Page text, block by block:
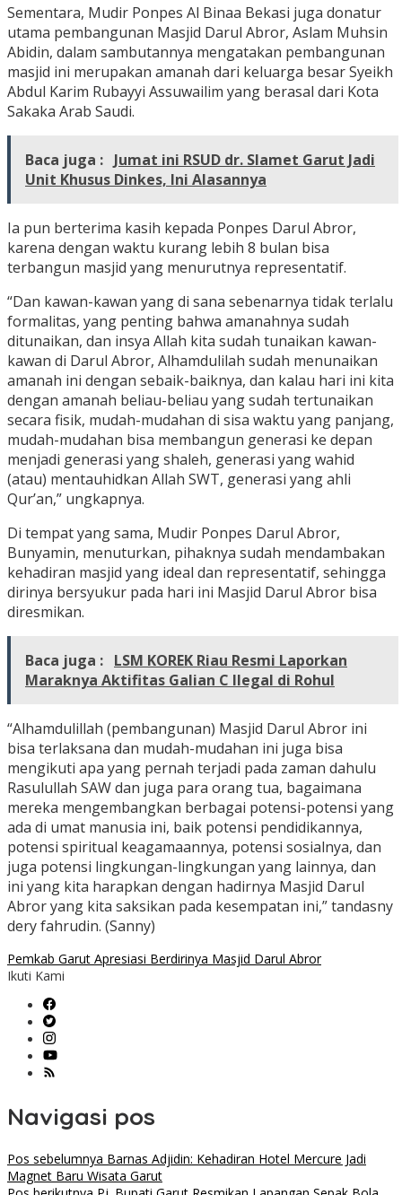
Sementara, Mudir Ponpes Al Binaa Bekasi juga donatur
utama pembangunan Masjid Darul Abror, Aslam Muhsin
Abidin, dalam sambutannya mengatakan pembangunan
masjid ini merupakan amanah dari keluarga besar Syeikh
Abdul Karim Rubayyi Assuwailim yang berasal dari Kota
Sakaka Arab Saudi.
Baca juga : Jumat ini RSUD dr. Slamet Garut Jadi
Unit Khusus Dinkes, Ini Alasannya
Ia pun berterima kasih kepada Ponpes Darul Abror,
karena dengan waktu kurang lebih 8 bulan bisa
terbangun masjid yang menurutnya representatif.
“Dan kawan-kawan yang di sana sebenarnya tidak terlalu
formalitas, yang penting bahwa amanahnya sudah
ditunaikan, dan insya Allah kita sudah tunaikan kawan-
kawan di Darul Abror, Alhamdulilah sudah menunaikan
amanah ini dengan sebaik-baiknya, dan kalau hari ini kita
dengan amanah beliau-beliau yang sudah tertunaikan
secara fisik, mudah-mudahan di sisa waktu yang panjang,
mudah-mudahan bisa membangun generasi ke depan
menjadi generasi yang shaleh, generasi yang wahid
(atau) mentauhidkan Allah SWT, generasi yang ahli
Qur’an,” ungkapnya.
Di tempat yang sama, Mudir Ponpes Darul Abror,
Bunyamin, menuturkan, pihaknya sudah mendambakan
kehadiran masjid yang ideal dan representatif, sehingga
dirinya bersyukur pada hari ini Masjid Darul Abror bisa
diresmikan.
Baca juga : LSM KOREK Riau Resmi Laporkan
Maraknya Aktifitas Galian C Ilegal di Rohul
“Alhamdulillah (pembangunan) Masjid Darul Abror ini
bisa terlaksana dan mudah-mudahan ini juga bisa
mengikuti apa yang pernah terjadi pada zaman dahulu
Rasulullah SAW dan juga para orang tua, bagaimana
mereka mengembangkan berbagai potensi-potensi yang
ada di umat manusia ini, baik potensi pendidikannya,
potensi spiritual keagamaannya, potensi sosialnya, dan
juga potensi lingkungan-lingkungan yang lainnya, dan
ini yang kita harapkan dengan hadirnya Masjid Darul
Abror yang kita saksikan pada kesempatan ini,” tandasny
dery fahrudin. (Sanny)
Pemkab Garut Apresiasi Berdirinya Masjid Darul Abror
Ikuti Kami
Navigasi pos
Pos sebelumnya Barnas Adjidin: Kehadiran Hotel Mercure Jadi
Magnet Baru Wisata Garut